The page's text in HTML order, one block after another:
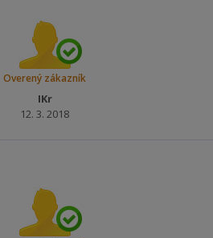
Overený zákazník
IKr
12. 3. 2018